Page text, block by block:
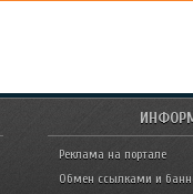
Реклама на портале
Обмен ссылками и